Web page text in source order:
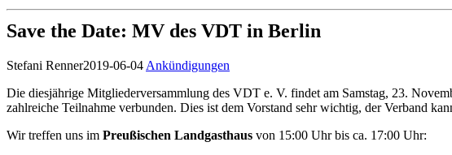
Save the Date: MV des VDT in Berlin
Stefani Renner2019-06-04 Ankündigungen
Die diesjährige Mitgliederversammlung des VDT e. V. findet am Samstag, 23.
zahlreiche Teilnahme verbunden. Dies ist dem Vorstand sehr wichtig, der Verband
Wir treffen uns im Preußischen Landgasthaus von 15:00 Uhr bis ca. 17:00 Uhr: